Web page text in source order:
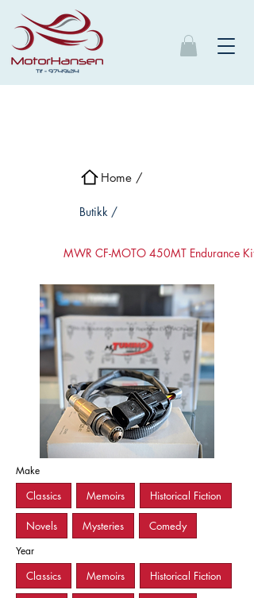
Home /
Butikk /
MWR CF-MOTO 450MT Endurance Kit
Make
Classics Memoirs Historical Fiction
Novels Mysteries Comedy
Year
Classics Memoirs Historical Fiction